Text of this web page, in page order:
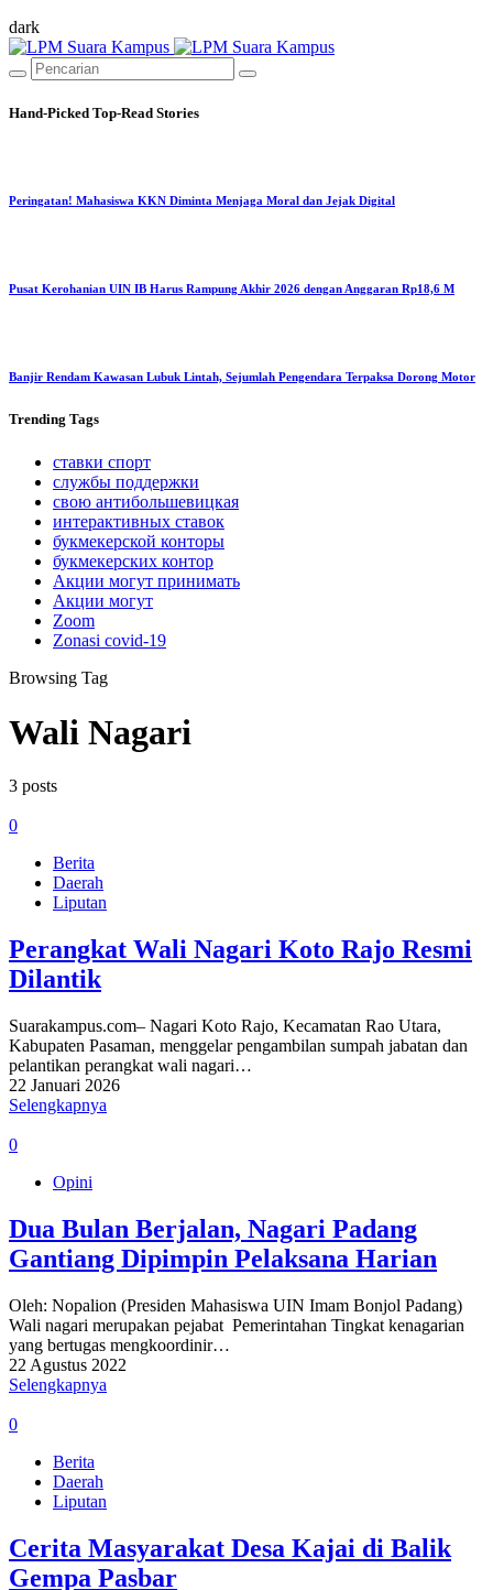
dark
Hand-Picked Top-Read Stories
Peringatan! Mahasiswa KKN Diminta Menjaga Moral dan Jejak Digital
Pusat Kerohanian UIN IB Harus Rampung Akhir 2026 dengan Anggaran Rp18,6 M
Banjir Rendam Kawasan Lubuk Lintah, Sejumlah Pengendara Terpaksa Dorong Motor
Trending Tags
ставки спорт
службы поддержки
свою антибольшевицкая
интерактивных ставок
букмекерской конторы
букмекерских контор
Акции могут принимать
Акции могут
Zoom
Zonasi covid-19
Browsing Tag
Wali Nagari
3 posts
0
Berita
Daerah
Liputan
Perangkat Wali Nagari Koto Rajo Resmi
Dilantik
Suarakampus.com– Nagari Koto Rajo, Kecamatan Rao Utara,
Kabupaten Pasaman, menggelar pengambilan sumpah jabatan dan
pelantikan perangkat wali nagari…
22 Januari 2026
Selengkapnya
0
Opini
Dua Bulan Berjalan, Nagari Padang
Gantiang Dipimpin Pelaksana Harian
Oleh: Nopalion (Presiden Mahasiswa UIN Imam Bonjol Padang)
Wali nagari merupakan pejabat Pemerintahan Tingkat kenagarian
yang bertugas mengkoordinir…
22 Agustus 2022
Selengkapnya
0
Berita
Daerah
Liputan
Cerita Masyarakat Desa Kajai di Balik
Gempa Pasbar